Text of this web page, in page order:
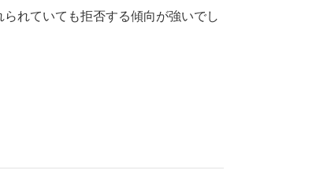
れていても拒否する傾向が強いでし